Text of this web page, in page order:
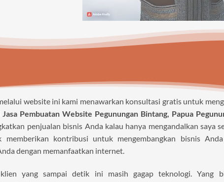
website ini kami menawarkan konsultasi gratis untuk
Jasa Pembuatan Website Pegunungan Bintang, Papua
penjualan bisnis Anda kalau hanya mengandalkan saya
kontribusi untuk mengembangkan bisnis
dengan memanfaatkan internet.
yang sampai detik ini masih gagap teknologi. Yang